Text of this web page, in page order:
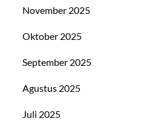
November 2025
Oktober 2025
September 2025
Agustus 2025
Juli 2025